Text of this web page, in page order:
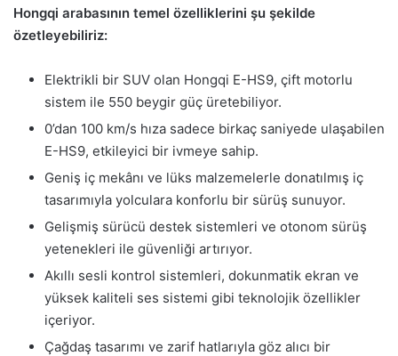
Hongqi arabasının temel özelliklerini şu şekilde
özetleyebiliriz:
Elektrikli bir SUV olan Hongqi E-HS9, çift motorlu
sistem ile 550 beygir güç üretebiliyor.
0’dan 100 km/s hıza sadece birkaç saniyede ulaşabilen
E-HS9, etkileyici bir ivmeye sahip.
Geniş iç mekânı ve lüks malzemelerle donatılmış iç
tasarımıyla yolculara konforlu bir sürüş sunuyor.
Gelişmiş sürücü destek sistemleri ve otonom sürüş
yetenekleri ile güvenliği artırıyor.
Akıllı sesli kontrol sistemleri, dokunmatik ekran ve
yüksek kaliteli ses sistemi gibi teknolojik özellikler
içeriyor.
Çağdaş tasarımı ve zarif hatlarıyla göz alıcı bir